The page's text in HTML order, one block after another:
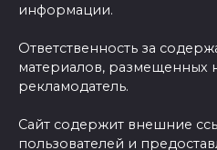
информации.
Ответственность за
материалов, размещенных
рекламодатель.
Сайт содержит внешние
пользователей и